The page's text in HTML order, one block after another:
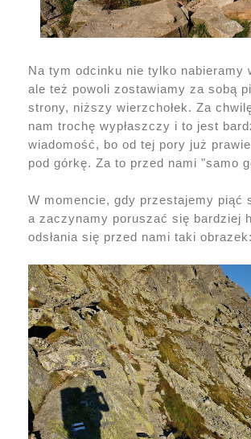
Na tym odcinku nie tylko nabieramy
ale też powoli zostawiamy za sobą
strony, niższy wierzchołek. Za
nam trochę wypłaszczy i to jest
wiadomość, bo od tej pory już
pod górkę. Za to przed nami "samo
W momencie, gdy przestajemy piąć
a zaczynamy poruszać się bardziej
odsłania się przed nami taki obrazek: